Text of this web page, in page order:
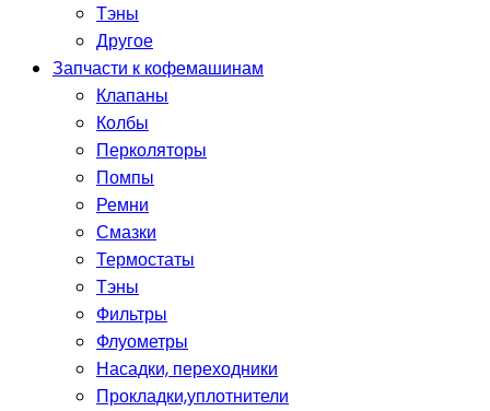
Тэны
Другое
Запчасти к кофемашинам
Клапаны
Колбы
Перколяторы
Помпы
Ремни
Смазки
Термостаты
Тэны
Фильтры
Флуометры
Насадки, переходники
Прокладки,уплотнители